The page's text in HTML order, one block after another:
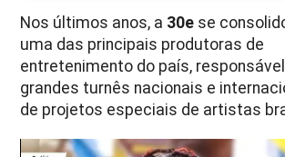
Nos últimos anos, a 30e se
uma das principais produtoras de
entretenimento do país,
grandes turnês nacionais e
de projetos especiais de artistas